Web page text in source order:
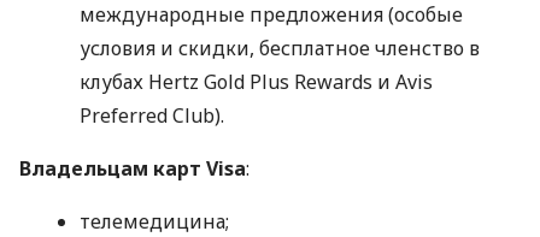
международные предложения (особые
условия и скидки, бесплатное членство в
клубах Hertz Gold Plus Rewards и Avis
Preferred Club).
Владельцам карт Visa:
телемедицина;